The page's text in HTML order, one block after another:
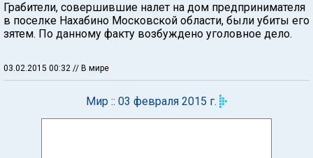
Грабители, совершившие налет на дом предпринимателя
в поселке Нахабино Московской области, были убиты его
зятем. По данному факту возбуждено уголовное дело.
03.02.2015 00:32 // В мире
Мир :: 03 февраля 2015 г.